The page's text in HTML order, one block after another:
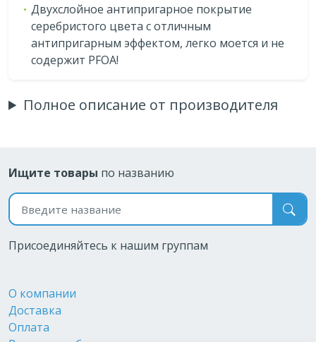
Двухслойное антипригарное покрытие
серебристого цвета с отличным
антипригарным эффектом, легко моется и не
содержит PFOA!
Полное описание от производителя
Ищите товары по названию
Поиск по названию
Присоединяйтесь к нашим группам
О компании
Доставка
Оплата